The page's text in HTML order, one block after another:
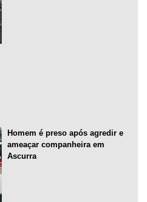
Homem é preso após agredir e
ameaçar companheira em
Ascurra